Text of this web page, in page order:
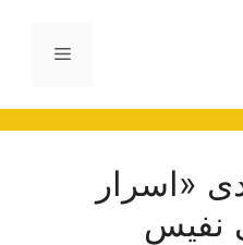
فهرست
«اسرار
نفیس